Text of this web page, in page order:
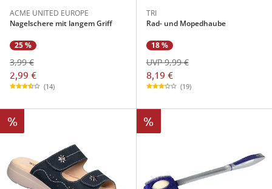
ACME UNITED EUROPE
Nagelschere mit langem Griff
25 %
3,99 €
2,99 €
(14)
TRI
Rad- und Mopedhaube
18 %
8,19 €
UVP 9,99 €
(19)
% %